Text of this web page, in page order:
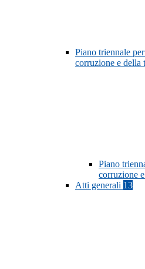
Piano triennale
corruzione e della
Piano
corruzione
Atti generali 13